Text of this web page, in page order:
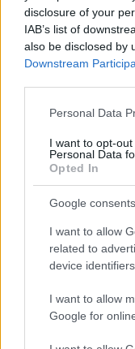
disclosure of your
IAB’s list of
also be disclosed by
Downstream
Please note that
not limited to your
grant or deny
use your data for
Personal Data
I want to opt-
Personal Data
Opted In
Google consents
I want to allow
related to
device
I want to allow
Google for
Išči
Išči:
Zadnje objave
Rogla bo gostila
avtomehanikov!
Celično dihanje –
Najboljši vrtni stroji
Kam na izlet v